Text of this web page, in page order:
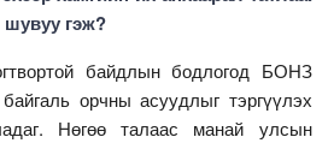
шувуу гэж?
байдлын бодлогод БОНЗ
орчны асуудлыг тэргүүлэх
Нөгөө талаас манай улсын